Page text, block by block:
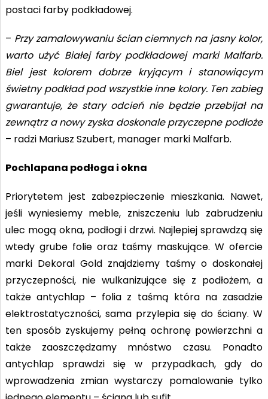
postaci farby podkładowej.
– Przy zamalowywaniu ścian ciemnych na jasny kolor,
warto użyć Białej farby podkładowej marki Malfarb.
Biel jest kolorem dobrze kryjącym i stanowiącym
świetny podkład pod wszystkie inne kolory. Ten zabieg
gwarantuje, że stary odcień nie będzie przebijał na
zewnątrz a nowy zyska doskonale przyczepne podłoże
– radzi Mariusz Szubert, manager marki Malfarb.
Pochlapana podłoga i okna
Priorytetem jest zabezpieczenie mieszkania. Nawet,
jeśli wyniesiemy meble, zniszczeniu lub zabrudzeniu
ulec mogą okna, podłogi i drzwi. Najlepiej sprawdzą się
wtedy grube folie oraz taśmy maskujące. W ofercie
marki Dekoral Gold znajdziemy taśmy o doskonałej
przyczepności, nie wulkanizujące się z podłożem, a
także antychlap – folia z taśmą która na zasadzie
elektrostatyczności, sama przylepia się do ściany. W
ten sposób zyskujemy pełną ochronę powierzchni a
także zaoszczędzamy mnóstwo czasu. Ponadto
antychlap sprawdzi się w przypadkach, gdy do
wprowadzenia zmian wystarczy pomalowanie tylko